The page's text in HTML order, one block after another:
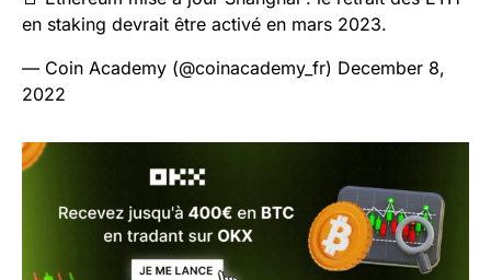
en staking devrait être activé en mars 2023.
— Coin Academy (@coinacademy_fr) December 8,
2022